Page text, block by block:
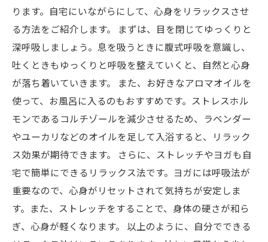
ります。自宅にいながらにして、心身をリラックスさせ
る方法をご紹介します。 まずは、目を閉じてゆっくりと
深呼吸しましょう。息を吸うときに腹式呼吸を意識し、
吐くときもゆっくりと呼吸を整えていくと、自然と心身
が落ち着いていきます。 また、お好きなアロマオイルを
使って、お風呂に入るのもおすすめです。ストレスホル
モンであるコルチゾールを減少させるため、ラベンダー
やユーカリなどのオイルを足して入浴すると、リラック
ス効果が期待できます。 さらに、ストレッチやヨガも自
宅で簡単にできるリラックス法です。ヨガには呼吸法が
重要なので、心身がリセットされて気持ちが安定しま
す。また、ストレッチをすることで、身体の硬さが和ら
ぎ、心身が軽くなります。 以上のように、自分でできる